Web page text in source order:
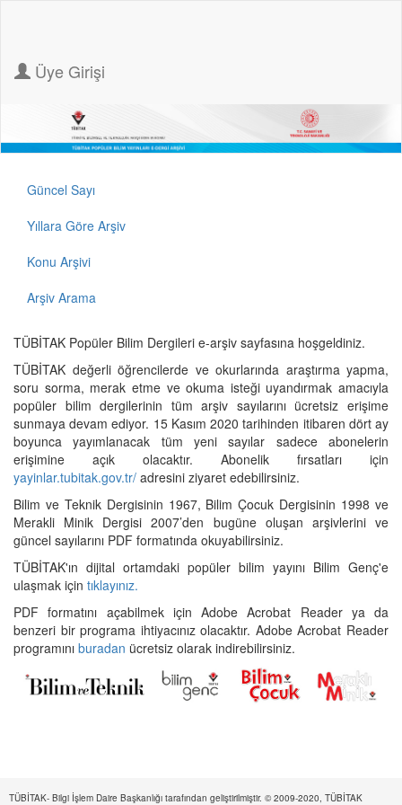
Üye Girişi
Güncel Sayı
Yıllara Göre Arşiv
Konu Arşivi
Arşiv Arama
TÜBİTAK Popüler Bilim Dergileri e-arşiv sayfasına hoşgeldiniz.
TÜBİTAK değerli öğrencilerde ve okurlarında araştırma yapma,
soru sorma, merak etme ve okuma isteği uyandırmak amacıyla
popüler bilim dergilerinin tüm arşiv sayılarını ücretsiz erişime
sunmaya devam ediyor. 15 Kasım 2020 tarihinden itibaren dört ay
boyunca yayımlanacak tüm yeni sayılar sadece abonelerin
erişimine açık olacaktır. Abonelik fırsatları için
yayinlar.tubitak.gov.tr/ adresini ziyaret edebilirsiniz.
Bilim ve Teknik Dergisinin 1967, Bilim Çocuk Dergisinin 1998 ve
Merakli Minik Dergisi 2007’den bugüne oluşan arşivlerini ve
güncel sayılarını PDF formatında okuyabilirsiniz.
TÜBİTAK'ın dijital ortamdaki popüler bilim yayını Bilim Genç'e
ulaşmak için tıklayınız.
PDF formatını açabilmek için Adobe Acrobat Reader ya da
benzeri bir programa ihtiyacınız olacaktır. Adobe Acrobat Reader
programını buradan ücretsiz olarak indirebilirsiniz.
TÜBİTAK- Bilgi İşlem Daire Başkanlığı tarafından geliştirilmiştir. © 2009-2020, TÜBİTAK